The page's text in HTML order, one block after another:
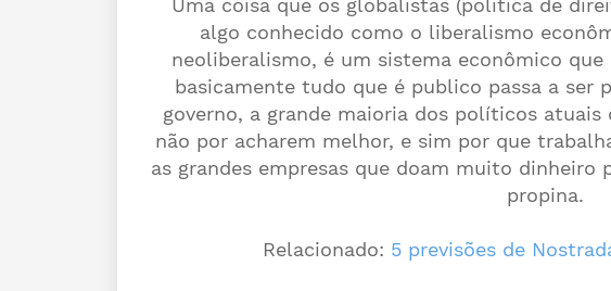
Uma coisa que os globalistas (politica de
algo conhecido como o liberalismo
neoliberalismo, é um sistema econômico
basicamente tudo que é publico passa a ser
governo, a grande maioria dos políticos
não por acharem melhor, e sim por que
as grandes empresas que doam muito dinheiro
propina.
Relacionado: 5 previsões de